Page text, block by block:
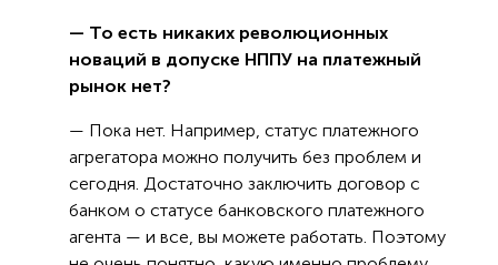
— То есть никаких революционных
новаций в допуске НППУ на платежный
рынок нет?
— Пока нет. Например, статус платежного
агрегатора можно получить без проблем и
сегодня. Достаточно заключить договор с
банком о статусе банковского платежного
агента — и все, вы можете работать. Поэтому